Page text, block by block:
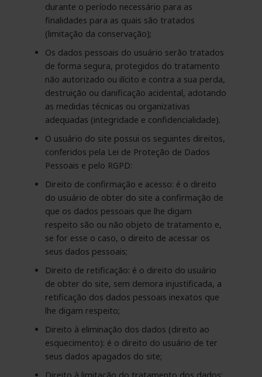
durante o período necessário para as
finalidades para as quais são tratados
(limitação da conservação);
Os dados pessoais do usuário serão tratados
de forma segura, protegidos do tratamento
não autorizado ou ilícito e contra a sua perda,
destruição ou danificação acidental, adotando
as medidas técnicas ou organizativas
adequadas (integridade e confidencialidade).
O usuário do site possui os seguintes direitos,
conferidos pela Lei de Proteção de Dados
Pessoais e pelo RGPD:
Direito de confirmação e acesso: é o direito
do usuário de obter do site a confirmação de
que os dados pessoais que lhe digam
respeito são ou não objeto de tratamento e,
se for esse o caso, o direito de acessar os
seus dados pessoais;
Direito de retificação: é o direito do usuário
de obter do site, sem demora injustificada, a
retificação dos dados pessoais inexatos que
lhe digam respeito;
Direito à eliminação dos dados (direito ao
esquecimento): é o direito do usuário de ter
seus dados apagados do site;